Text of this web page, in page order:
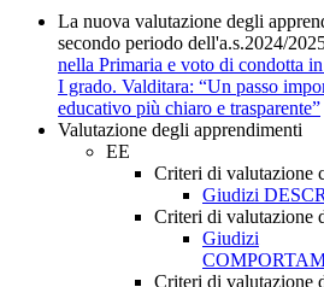
La nuova valutazione degli
secondo periodo dell'a.s.2024/
nella Primaria e voto di condotta
I grado. Valditara: “Un passo
educativo più chiaro e trasparente”
Valutazione degli apprendimenti
EE
Criteri di valutazione
Giudizi
Criteri di valutazione
Giudizi
Criteri di valutazione